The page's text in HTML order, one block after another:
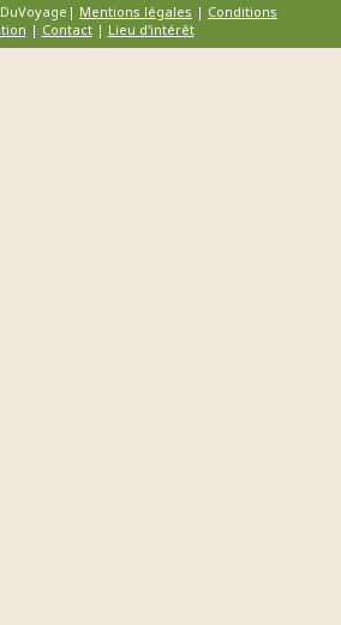
Mentions légales | Conditions
| Contact| Lieu d'intérêt